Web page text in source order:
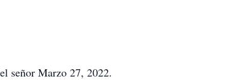
señor Marzo 27, 2022.